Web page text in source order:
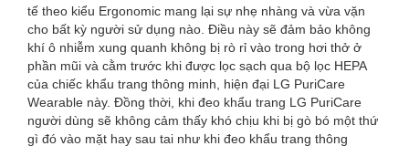
tế theo kiểu Ergonomic mang lại sự nhẹ nhàng và vừa vặn
cho bất kỳ người sử dụng nào. Điều này sẽ đảm bảo không
khí ô nhiễm xung quanh không bị rò rỉ vào trong hơi thở ở
phần mũi và cằm trước khi được lọc sạch qua bộ lọc HEPA
của chiếc khẩu trang thông minh, hiện đại LG PuriCare
Wearable này. Đồng thời, khi đeo khẩu trang LG PuriCare
người dùng sẽ không cảm thấy khó chịu khi bị gò bó một thứ
gì đó vào mặt hay sau tai như khi đeo khẩu trang thông